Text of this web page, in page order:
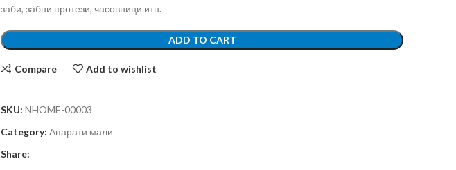
заби, забни протези, часовници итн.
ADD TO CART
Compare Add to wishlist
SKU: NHOME-00003
Category: Апарати мали
Share: